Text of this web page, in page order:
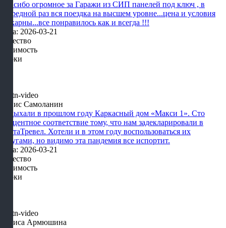
Спасибо огромное за Гаражи из СИП панелей под ключ , в
очередной раз вся поездка на высшем уровне...цена и условия
шикарны...все понравилось как и всегда !!!
Дата: 2026-03-21
Качество
Стоимость
Сроки
Денис Самоланин
Отдыхали в прошлом году Каркасный дом «Макси 1». Сто
процентное соответствие тому, что нам задекларировали в
КартаТревел. Хотели и в этом году воспользоваться их
услугами, но видимо эта пандемия все испортит.
Дата: 2026-03-21
Качество
Стоимость
Сроки
Лариса Армюшина